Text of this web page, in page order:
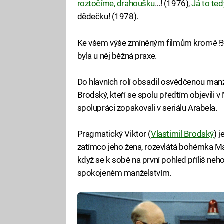
roztočíme, drahoušku…! (1976),Já to
dědečku! (1978).
Ke všem výše zmíněným filmům kromě
byla u něj běžná praxe.
Do hlavních rolí obsadil osvědčenou
Brodský, kteří se spolu předtím objevili
spolupráci zopakovali v seriálu Arabela.
Pragmatický Viktor (Vlastimil Brodský)
zatímco jeho žena, rozevlátá bohémka
když se k sobě na první pohled příliš
spokojeném manželstvím.